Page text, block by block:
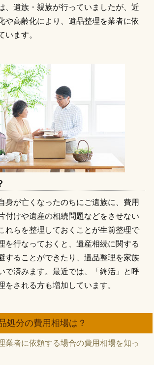
、遺族・親族が行っていましたが、近
や高齢化により、遺品整理を業者に依
います。
身が亡くなったのちにご遺族に、費用
付けや遺産の相続問題などをさせない
れらを整理しておくことが生前整理で
を行なっておくと、遺産相続に関する
することができたり、遺品整理を家族
で済みます。最近では、「終活」と呼
をされる方も増加しています。
処分の費用相場は？
業者に依頼する場合の費用相場を知っ